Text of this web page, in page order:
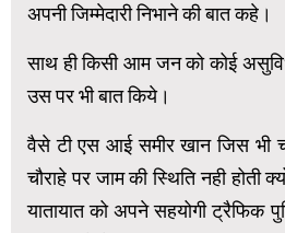
अपनी जिम्मेदारी निभाने की बात कहे।
साथ ही किसी आम जन को कोई
उस पर भी बात किये।
वैसे टी एस आई समीर खान जिस भी
चौराहे पर जाम की स्थिति नही होती
यातायात को अपने सहयोगी ट्रैफिक